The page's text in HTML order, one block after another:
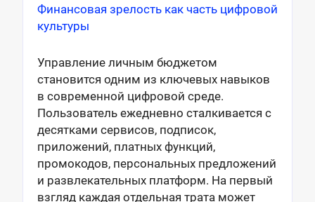
Финансовая зрелость как часть цифровой
культуры
Управление личным бюджетом
становится одним из ключевых навыков
в современной цифровой среде.
Пользователь ежедневно сталкивается с
десятками сервисов, подписок,
приложений, платных функций,
промокодов, персональных предложений
и развлекательных платформ. На первый
взгляд каждая отдельная трата может